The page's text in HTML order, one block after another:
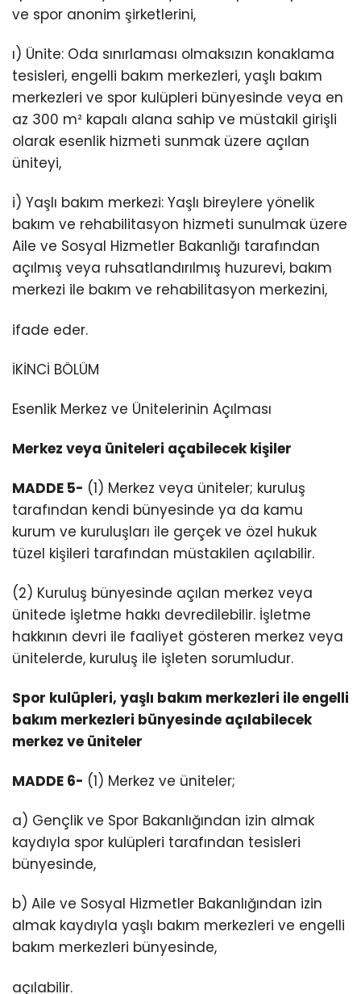
ve spor anonim şirketlerini,
ı) Ünite: Oda sınırlaması olmaksızın konaklama
tesisleri, engelli bakım merkezleri, yaşlı bakım
merkezleri ve spor kulüpleri bünyesinde veya en
az 300 m² kapalı alana sahip ve müstakil girişli
olarak esenlik hizmeti sunmak üzere açılan
üniteyi,
i) Yaşlı bakım merkezi: Yaşlı bireylere yönelik
bakım ve rehabilitasyon hizmeti sunulmak üzere
Aile ve Sosyal Hizmetler Bakanlığı tarafından
açılmış veya ruhsatlandırılmış huzurevi, bakım
merkezi ile bakım ve rehabilitasyon merkezini,
ifade eder.
İKİNCİ BÖLÜM
Esenlik Merkez ve Ünitelerinin Açılması
Merkez veya üniteleri açabilecek kişiler
MADDE 5- (1) Merkez veya üniteler; kuruluş
tarafından kendi bünyesinde ya da kamu
kurum ve kuruluşları ile gerçek ve özel hukuk
tüzel kişileri tarafından müstakilen açılabilir.
(2) Kuruluş bünyesinde açılan merkez veya
ünitede işletme hakkı devredilebilir. İşletme
hakkının devri ile faaliyet gösteren merkez veya
ünitelerde, kuruluş ile işleten sorumludur.
Spor kulüpleri, yaşlı bakım merkezleri ile engelli
bakım merkezleri bünyesinde açılabilecek
merkez ve üniteler
MADDE 6- (1) Merkez ve üniteler;
a) Gençlik ve Spor Bakanlığından izin almak
kaydıyla spor kulüpleri tarafından tesisleri
bünyesinde,
b) Aile ve Sosyal Hizmetler Bakanlığından izin
almak kaydıyla yaşlı bakım merkezleri ve engelli
bakım merkezleri bünyesinde,
açılabilir.